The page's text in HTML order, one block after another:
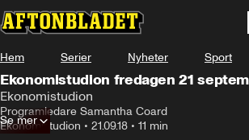
Hem Serier Nyheter Sport
Ekonomistudion fredagen 21
Ekonomistudion
Programledare Samantha Coard
Ekonomistudion • 21.09.18 • 11 min
Se mer